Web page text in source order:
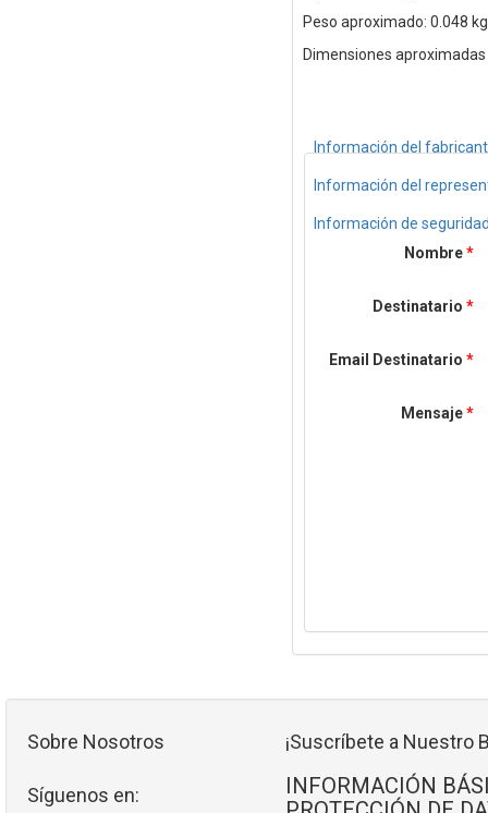
Peso aproximado: 0.048 kg
Dimensiones
Información del
Información del
Información de
Nombre*
Destinatario*
Email Destinatario*
Mensaje*
Sobre Nosotros
Síguenos en:
¡Suscríbete a Nuestro
INFORMACIÓN